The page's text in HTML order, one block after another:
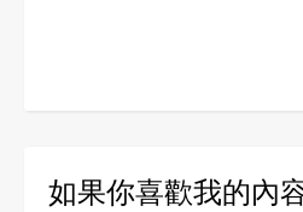
如果你喜歡我的內